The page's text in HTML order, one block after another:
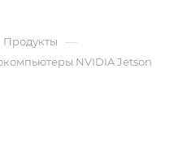
Продукты —
NVIDIA Jetson